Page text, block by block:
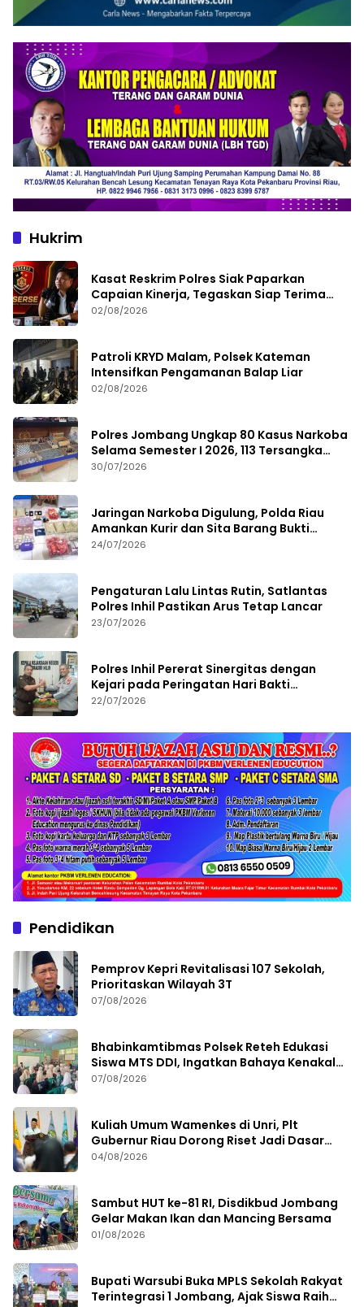
Hukrim
Kasat Reskrim Polres Siak Paparkan
Capaian Kinerja, Tegaskan Siap Terima
Kritik dan Evaluasi
02/08/2026
Patroli KRYD Malam, Polsek Kateman
Intensifkan Pengamanan Balap Liar
02/08/2026
Polres Jombang Ungkap 80 Kasus Narkoba
Selama Semester I 2026, 113 Tersangka
Diamankan
30/07/2026
Jaringan Narkoba Digulung, Polda Riau
Amankan Kurir dan Sita Barang Bukti
Bernilai Fantastis
24/07/2026
Pengaturan Lalu Lintas Rutin, Satlantas
Polres Inhil Pastikan Arus Tetap Lancar
23/07/2026
Polres Inhil Pererat Sinergitas dengan
Kejari pada Peringatan Hari Bakti
Adhyaksa ke-66
22/07/2026
Pendidikan
Pemprov Kepri Revitalisasi 107 Sekolah,
Prioritaskan Wilayah 3T
07/08/2026
Bhabinkamtibmas Polsek Reteh Edukasi
Siswa MTS DDI, Ingatkan Bahaya Kenakalan
Remaja
07/08/2026
Kuliah Umum Wamenkes di Unri, Plt
Gubernur Riau Dorong Riset Jadi Dasar
Kebijakan Kesehatan
04/08/2026
Sambut HUT ke-81 RI, Disdikbud Jombang
Gelar Makan Ikan dan Mancing Bersama
01/08/2026
Bupati Warsubi Buka MPLS Sekolah Rakyat
Terintegrasi 1 Jombang, Ajak Siswa Raih